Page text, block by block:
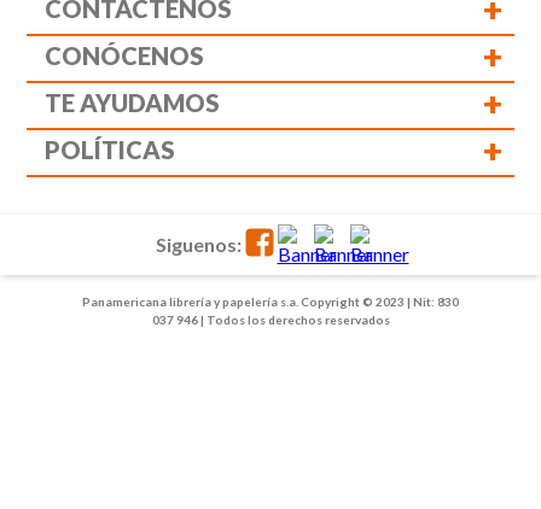
CONTÁCTENOS +
CONÓCENOS +
TE AYUDAMOS +
POLÍTICAS +
Panamericana librería y papelería s.a. Copyright © 2023 | Nit: 830
037 946 | Todos los derechos reservados
Siguenos: